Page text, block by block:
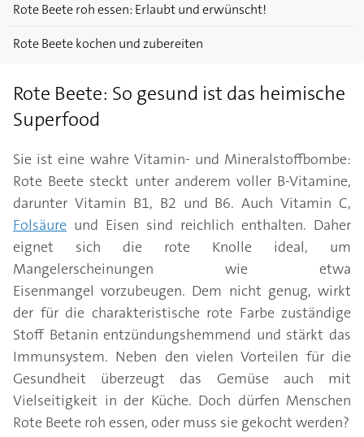
Rote Beete roh essen: Erlaubt und erwünscht!
Rote Beete kochen und zubereiten
Rote Beete: So gesund ist das heimische
Superfood
Sie ist eine wahre Vitamin- und Mineralstoffbombe:
Rote Beete steckt unter anderem voller B-Vitamine,
darunter Vitamin B1, B2 und B6. Auch Vitamin C,
Folsäure und Eisen sind reichlich enthalten. Daher
eignet sich die rote Knolle ideal, um
Mangelerscheinungen wie etwa
Eisenmangel vorzubeugen. Dem nicht genug, wirkt
der für die charakteristische rote Farbe zuständige
Stoff Betanin entzündungshemmend und stärkt das
Immunsystem. Neben den vielen Vorteilen für die
Gesundheit überzeugt das Gemüse auch mit
Vielseitigkeit in der Küche. Doch dürfen Menschen
Rote Beete roh essen, oder muss sie gekocht werden?